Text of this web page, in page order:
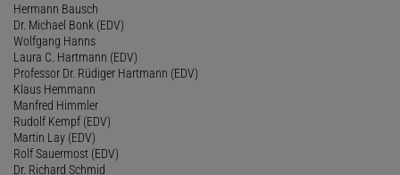
Hermann Bausch
Dr. Michael Bonk (EDV)
Wolfgang Hanns
Laura C. Hartmann (EDV)
Professor Dr. Rüdiger Hartmann (EDV)
Klaus Hemmann
Manfred Himmler
Rudolf Kempf (EDV)
Martin Lay (EDV)
Rolf Sauermost (EDV)
Dr. Richard Schmid